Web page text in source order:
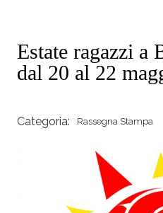
Estate ragazzi a
dal 20 al 22
Categoria: Rassegna Stampa